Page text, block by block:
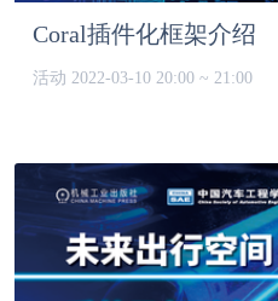
Coral插件化框架介绍
活动 2022-03-10 20:00 ~ 21:00